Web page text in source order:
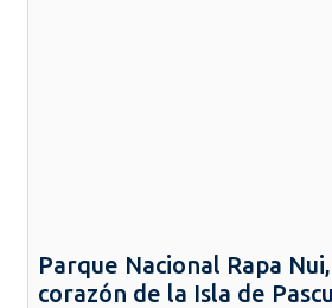
Parque Nacional Rapa
corazón de la Isla de